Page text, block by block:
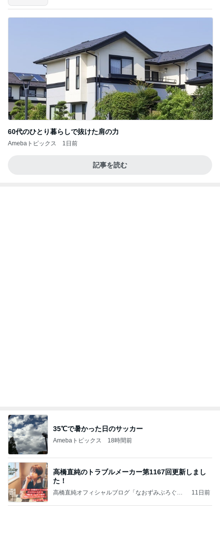
60代のひとり暮らしで抜けた肩の力
Amebaトピックス 1日前
記事を読む
35℃で暑かった日のサッカー
Amebaトピックス 18時間前
高橋直純のトラブルメーカー第1167回更新しまし
た！
高橋直純オフィシャルブログ「なおずみぶろぐ」
11日前